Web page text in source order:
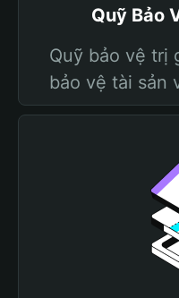
Quỹ Bảo
Quỹ bảo vệ trị
bảo vệ tài sản